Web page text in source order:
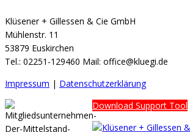
Klüsener + Gillessen & Cie GmbH
Mühlenstr. 11
53879 Euskirchen
Tel.: 02251-129460 Mail: office@kluegi.de
Impressum | Datenschutzerklärung
Download Support Tool